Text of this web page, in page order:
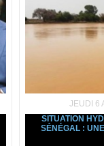
JEUDI 6
SITUATION
SÉNÉGAL :